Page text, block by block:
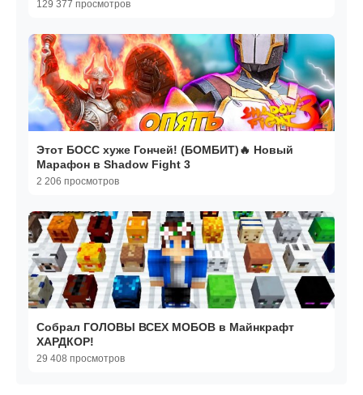
129 377 просмотров
Этот БОСС хуже Гончей! (БОМБИТ)🔥 Новый
Марафон в Shadow Fight 3
2 206 просмотров
Собрал ГОЛОВЫ ВСЕХ МОБОВ в Майнкрафт
ХАРДКОР!
29 408 просмотров